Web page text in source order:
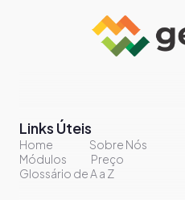
Links Úteis
Home
Sobre Nós
Módulos
Preço
Glossário de A a Z